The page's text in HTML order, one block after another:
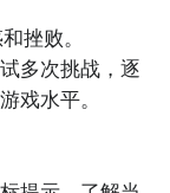
阅后可及时接
挫败。
多次挑战，逐
戏水平。